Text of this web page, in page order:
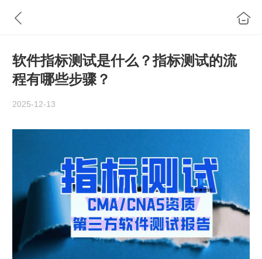
软件指标测试是什么？指标测试的流
程有哪些步骤？
2025-12-13